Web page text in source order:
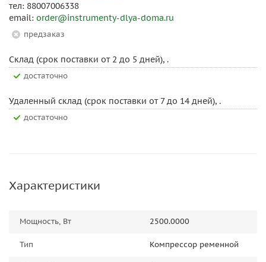
тел: 88007006338
email: order@instrumenty-dlya-doma.ru
Предзаказ
Склад (срок поставки от 2 до 5 дней), .
Достаточно
Удаленный склад (срок поставки от 7 до 14 дней), .
Достаточно
Характеристики
Мощность, Вт 2500.0000
Тип Компрессор ременной